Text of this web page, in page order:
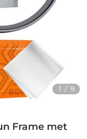
1 / 9
Frame met